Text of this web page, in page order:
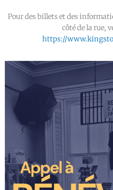
Pour des billets et des
côté de la rue,
https://